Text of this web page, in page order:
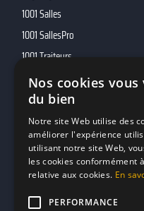
1001 Salles
1001 SallesPro
1001 Traiteurs
1001 DJ
10h01
MP2
Contacts
marketing@reserverunbar.fr
11 rue Maurice Grandcoing
Nos cookies vous
du bien
Notre site Web utilise des
améliorer l'expérience
utilisant notre site Web,
les cookies conformément
relative aux cookies. En
PERFORMANCE